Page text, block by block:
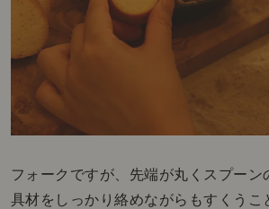
フォークですが、先端が丸くスプーン
具材をしっかり絡めながらもすくうこ